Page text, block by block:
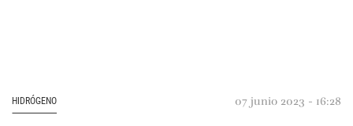
HIDRÓGENO 07 junio 2023 - 16:28